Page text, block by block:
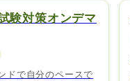
験対策オンデマ
ドで自分のペースで